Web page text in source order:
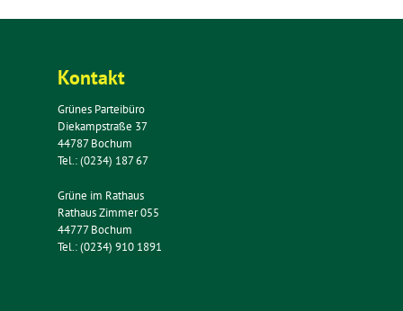
Kontakt
Grünes Parteibüro
Diekampstraße 37
44787 Bochum
Tel.: (0234) 187 67
Grüne im Rathaus
Rathaus Zimmer 055
44777 Bochum
Tel.: (0234) 910 1891